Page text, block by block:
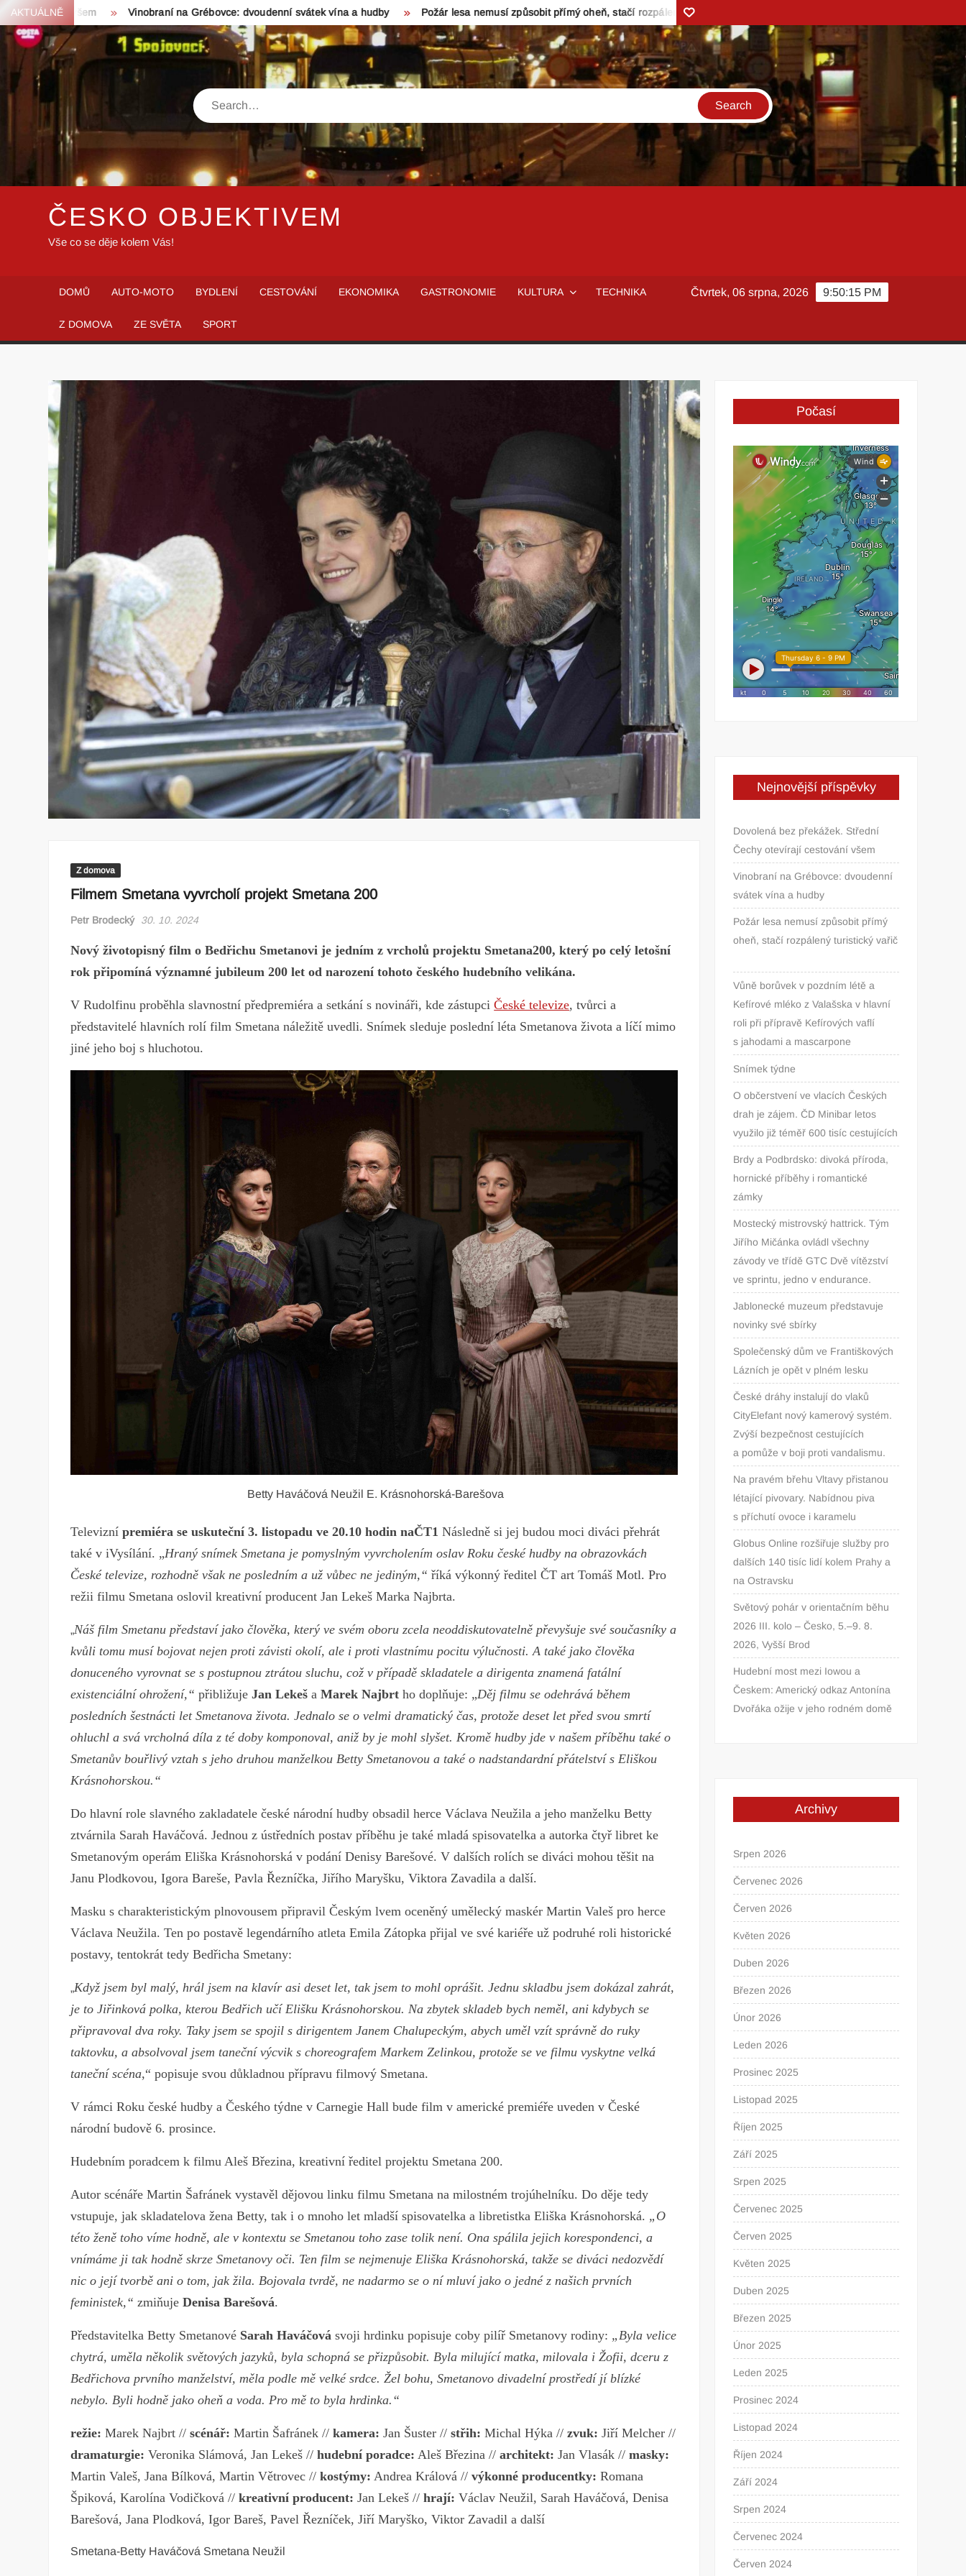
Skip
to
content
AKTUÁLNĚ
všem Vinobraní na Grébovce: dvoudenní svátek vína a hudby Požár lesa nemusí způsobit přímý oheň, stačí rozpálený turistický vařičZonerama
Search
ČESKO OBJEKTIVEM
Vše co se děje kolem Vás!
DOMŮ AUTO-MOTO BYDLENÍ CESTOVÁNÍ EKONOMIKA GASTRONOMIE KULTURA TECHNIKA
Z DOMOVA ZE SVĚTA SPORT
9:50:17 PM
Čtvrtek, 06 srpna, 2026
Z domova
Filmem Smetana vyvrcholí projekt Smetana 200
Petr Brodecký 30. 10. 2024
Nový životopisný film o Bedřichu Smetanovi je jedním z vrcholů projektu Smetana200, který po celý letošní
rok připomíná významné jubileum 200 let od narození tohoto českého hudebního velikána.
V Rudolfinu proběhla slavnostní předpremiéra a setkání s novináři, kde zástupciČeské televize, tvůrci a
představitelé hlavních rolí film Smetana náležitě uvedli. Snímek sleduje poslední léta Smetanova života a líčí mimo
jiné jeho boj s hluchotou.
Betty Haváčová Neužil E. Krásnohorská-Barešova
Televiznípremiéra se uskuteční 3. listopadu ve 20.10 hodin naČT1 Následně si jej budou moci diváci přehrát
také v iVysílání. „Hraný snímek Smetana je pomyslným vyvrcholením oslav Roku české hudby na obrazovkách
České televize, rozhodně však ne posledním a už vůbec ne jediným,“říká výkonný ředitel ČT art Tomáš Motl. Pro
režii filmu Smetana oslovil kreativní producent Jan Lekeš Marka Najbrta.
„Náš film Smetanu představí jako člověka, který ve svém oboru zcela neoddiskutovatelně převyšuje své současníky a
kvůli tomu musí bojovat nejen proti závisti okolí, ale i proti vlastnímu pocitu výlučnosti. A také jako člověka
donuceného vyrovnat se s postupnou ztrátou sluchu, což v případě skladatele a dirigenta znamená fatální
existenciální ohrožení,“ přibližujeJan Lekeš aMarek Najbrt ho doplňuje: „Děj filmu se odehrává během
posledních šestnácti let Smetanova života. Jednalo se o velmi dramatický čas, protože deset let před svou smrtí
ohluchl a svá vrcholná díla z té doby komponoval, aniž by je mohl slyšet. Kromě hudby jde v našem příběhu také o
Smetanův bouřlivý vztah s jeho druhou manželkou Betty Smetanovou a také o nadstandardní přátelství s Eliškou
Krásnohorskou.“
Do hlavní role slavného zakladatele české národní hudby obsadil herce Václava Neužila a jeho manželku Betty
ztvárnila Sarah Haváčová. Jednou z ústředních postav příběhu je také mladá spisovatelka a autorka čtyř libret ke
Smetanovým operám Eliška Krásnohorská v podání Denisy Barešové. V dalších rolích se diváci mohou těšit na
Janu Plodkovou, Igora Bareše, Pavla Řezníčka, Jiřího Maryšku, Viktora Zavadila a další.
Masku s charakteristickým plnovousem připravil Českým lvem oceněný umělecký maskér Martin Valeš pro herce
Václava Neužila. Ten po postavě legendárního atleta Emila Zátopka přijal ve své kariéře už podruhé roli historické
postavy, tentokrát tedy Bedřicha Smetany:
„Když jsem byl malý, hrál jsem na klavír asi deset let, tak jsem to mohl oprášit. Jednu skladbu jsem dokázal zahrát,
je to Jiřinková polka, kterou Bedřich učí Elišku Krásnohorskou. Na zbytek skladeb bych neměl, ani kdybych se
připravoval dva roky. Taky jsem se spojil s dirigentem Janem Chalupeckým, abych uměl vzít správně do ruky
taktovku, a absolvoval jsem taneční výcvik s choreografem Markem Zelinkou, protože se ve filmu vyskytne velká
taneční scéna,“ popisuje svou důkladnou přípravu filmový Smetana.
V rámci Roku české hudby a Českého týdne v Carnegie Hall bude film v americké premiéře uveden v České
národní budově 6. prosince.
Hudebním poradcem k filmu Aleš Březina, kreativní ředitel projektu Smetana 200.
Autor scénáře Martin Šafránek vystavěl dějovou linku filmu Smetana na milostném trojúhelníku. Do děje tedy
vstupuje, jak skladatelova žena Betty, tak i o mnoho let mladší spisovatelka a libretistka Eliška Krásnohorská. „O
této ženě toho víme hodně, ale v kontextu se Smetanou toho zase tolik není. Ona spálila jejich korespondenci, a
vnímáme ji tak hodně skrze Smetanovy oči. Ten film se nejmenuje Eliška Krásnohorská, takže se diváci nedozvědí
nic o její tvorbě ani o tom, jak žila. Bojovala tvrdě, ne nadarmo se o ní mluví jako o jedné z našich prvních
feministek,“ zmiňujeDenisa Barešová.
Představitelka Betty Smetanové Sarah Haváčová svoji hrdinku popisuje coby pilíř Smetanovy rodiny: „Byla velice
chytrá, uměla několik světových jazyků, byla schopná se přizpůsobit. Byla milující matka, milovala i Žofii, dceru z
Bedřichova prvního manželství, měla podle mě velké srdce. Žel bohu, Smetanovo divadelní prostředí jí blízké
nebylo. Byli hodně jako oheň a voda. Pro mě to byla hrdinka.“
režie: Marek Najbrt //scénář: Martin Šafránek //kamera: Jan Šuster //střih: Michal Hýka //zvuk: Jiří Melcher //
dramaturgie: Veronika Slámová, Jan Lekeš //hudební poradce: Aleš Březina //architekt: Jan Vlasák //masky:
Martin Valeš, Jana Bílková, Martin Větrovec //kostýmy: Andrea Králová //výkonné producentky: Romana
Špiková, Karolína Vodičková //kreativní producent: Jan Lekeš //hrají: Václav Neužil, Sarah Haváčová, Denisa
Barešová, Jana Plodková, Igor Bareš, Pavel Řezníček, Jiří Maryško, Viktor Zavadil a další
Smetana-Betty Haváčová Smetana Neužil
Počasí
Nejnovější příspěvky
Dovolená bez překážek. Střední
Čechy otevírají cestování všem
Vinobraní na Grébovce: dvoudenní
svátek vína a hudby
Požár lesa nemusí způsobit přímý
oheň, stačí rozpálený turistický vařič
Vůně borůvek v pozdním létě a
Kefírové mléko z Valašska v hlavní
roli při přípravě Kefírových vaflí
s jahodami a mascarpone
Snímek týdne
O občerstvení ve vlacích Českých
drah je zájem. ČD Minibar letos
využilo již téměř 600 tisíc cestujících
Brdy a Podbrdsko: divoká příroda,
hornické příběhy i romantické
zámky
Mostecký mistrovský hattrick. Tým
Jiřího Mičánka ovládl všechny
závody ve třídě GTC Dvě vítězství
ve sprintu, jedno v endurance.
Jablonecké muzeum představuje
novinky své sbírky
Společenský dům ve Františkových
Lázních je opět v plném lesku
České dráhy instalují do vlaků
CityElefant nový kamerový systém.
Zvýší bezpečnost cestujících
a pomůže v boji proti vandalismu.
Na pravém břehu Vltavy přistanou
létající pivovary. Nabídnou piva
s příchutí ovoce i karamelu
Globus Online rozšiřuje služby pro
dalších 140 tisíc lidí kolem Prahy a
na Ostravsku
Světový pohár v orientačním běhu
2026 III. kolo – Česko, 5.–9. 8.
2026, Vyšší Brod
Hudební most mezi Iowou a
Českem: Americký odkaz Antonína
Dvořáka ožije v jeho rodném domě
Archivy
Srpen 2026
Červenec 2026
Červen 2026
Květen 2026
Duben 2026
Březen 2026
Únor 2026
Leden 2026
Prosinec 2025
Listopad 2025
Říjen 2025
Září 2025
Srpen 2025
Červenec 2025
Červen 2025
Květen 2025
Duben 2025
Březen 2025
Únor 2025
Leden 2025
Prosinec 2024
Listopad 2024
Říjen 2024
Září 2024
Srpen 2024
Červenec 2024
Červen 2024